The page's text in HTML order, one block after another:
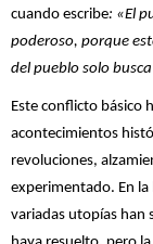
cuando escribe: «El
poderoso, porque
del pueblo solo
Este conflicto básico
acontecimientos
revoluciones,
experimentado. En
variadas utopías han